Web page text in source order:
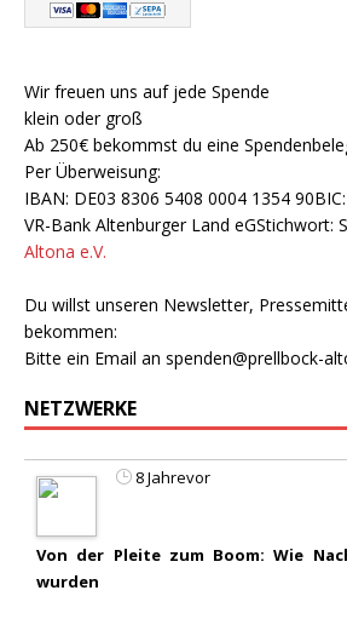
Wir freuen uns auf jede Spende
klein oder groß
Ab 250€ bekommst du eine
Per Überweisung:
IBAN: DE03 8306 5408 0004 1354
VR-Bank Altenburger Land eGStichwort:
Altona e.V.
Du willst unseren Newsletter,
bekommen:
Bitte ein Email an spenden@prellbock-
NETZWERKE
8 Jahrevor
Von der Pleite zum Boom: Wie
wurden